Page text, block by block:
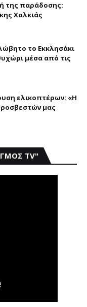
της παράδοσης:
Xαλκιάς
το Eκκλησάκι
μέσα από τις
ελικοπτέρων: «Η
μας
TV"